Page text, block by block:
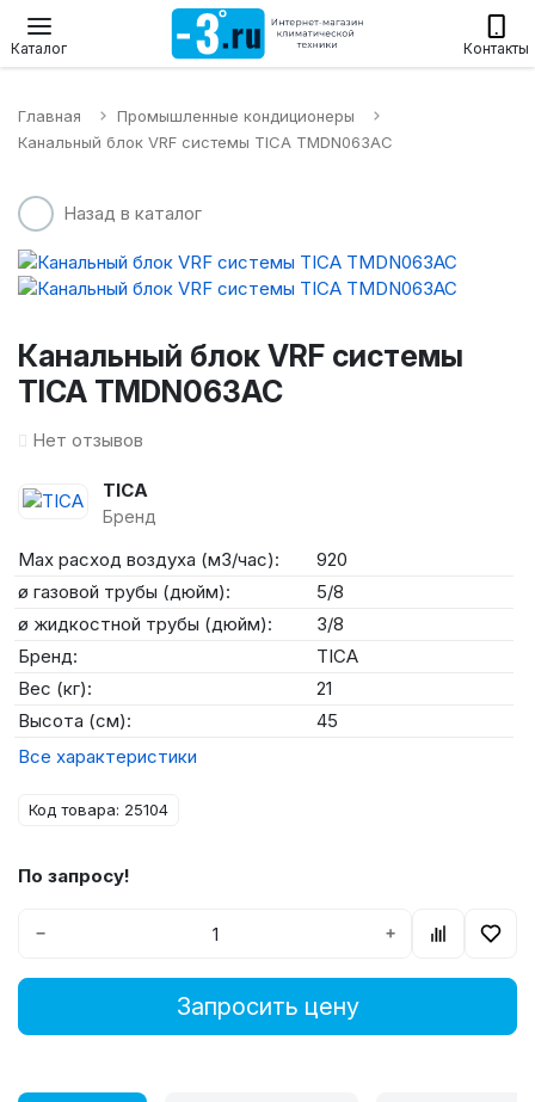
Каталог Контакты
Настенные сплит-системыПриточные установки
Главная
Промышленные кондиционеры
Канальный блок VRF системы TICA TMDN063AC
Назад в каталог
Канальный блок VRF системы
TICA TMDN063AC
Нет отзывов
TICA
Бренд
Max расход воздуха (м3/час):
920
ø газовой трубы (дюйм):
5/8
ø жидкостной трубы (дюйм):
3/8
Бренд:
TICA
Вес (кг):
21
Высота (см):
45
Все характеристики
Код товара: 25104
По запросу!
− +
Запросить цену